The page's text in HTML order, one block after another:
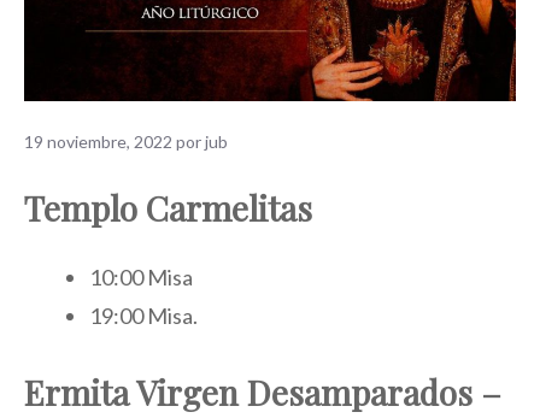
19 noviembre, 2022 porjub
Templo Carmelitas
10:00 Misa
19:00 Misa.
Ermita Virgen Desamparados –